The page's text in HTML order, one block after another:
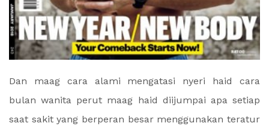
Dan maag cara alami mengatasi nyeri haid cara
bulan wanita perut maag haid diijumpai apa setiap
saat sakit yang berperan besar menggunakan teratur